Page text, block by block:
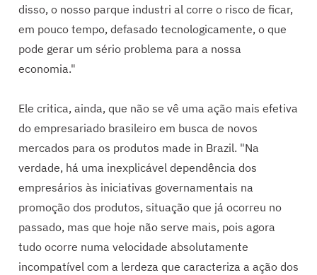
disso, o nosso parque industri al corre o risco de ficar,
em pouco tempo, defasado tecnologicamente, o que
pode gerar um sério problema para a nossa
economia."
Ele critica, ainda, que não se vê uma ação mais efetiva
do empresariado brasileiro em busca de novos
mercados para os produtos made in Brazil. "Na
verdade, há uma inexplicável dependência dos
empresários às iniciativas governamentais na
promoção dos produtos, situação que já ocorreu no
passado, mas que hoje não serve mais, pois agora
tudo ocorre numa velocidade absolutamente
incompatível com a lerdeza que caracteriza a ação dos